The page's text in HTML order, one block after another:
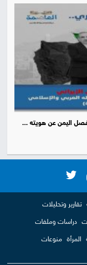
تقارير وتحليلات
دراسات وملفات
المرأة منوعات